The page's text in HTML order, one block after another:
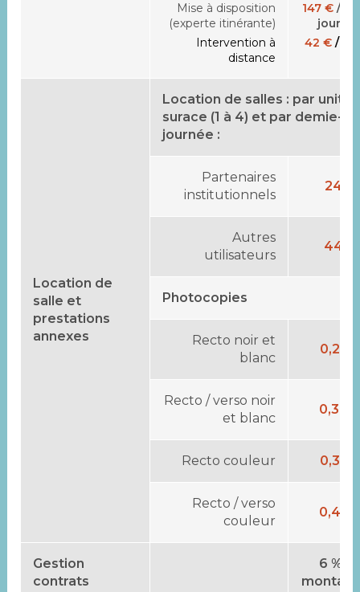
Mise à disposition
(experte itinérante)
Intervention à
distance
147 € /
42 € /
Location de
salle et
prestations
annexes
Location de salles : par unité
surace (1 à 4) et par demie-
journée :
Partenaires
institutionnels
24 €
Autres
utilisateurs
44 €
Photocopies
Recto noir et
blanc
0,22
Recto / verso noir
et blanc
0,30
Recto couleur 0,35
Recto / verso
couleur
0,45
Gestion
contrats
6 %